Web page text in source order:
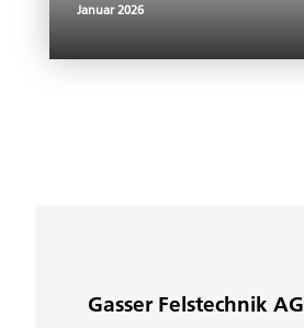
Januar 2026
Gasser Felstechnik AG